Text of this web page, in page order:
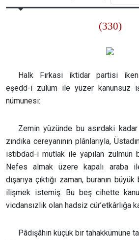
(330)
Halk Fırkası iktidar partisi iken
eşedd-i zulüm ile yüzer kanunsuz
nümunesi:
Zemin yüzünde bu asırdaki
zındıka cereyanının plânlarıyla,
istibdad-ı mutlak ile yapılan zulmün
Nefes almak üzere kapalı araba
dışarıya çıktığı zaman, buranın
ilişmek istemiş. Bu beş cihette
vicdansızlık olan hadsiz cür’etkârlığa
Pâdişâhın küçük bir tahakkümüne